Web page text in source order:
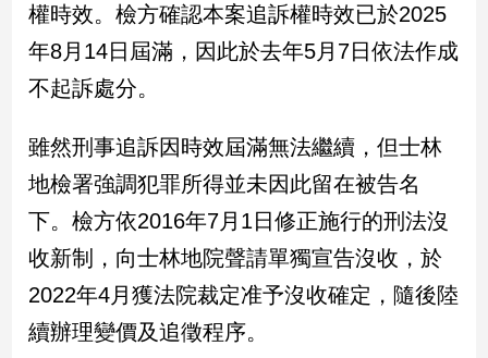
點
觀
兩
岸/
國
際
會/
地
方
權時效。檢方確認本案追訴權時效已於2025
年8月14日屆滿，因此於去年5月7日依法作成
不起訴處分。
雖然刑事追訴因時效屆滿無法繼續，但士林
地檢署強調犯罪所得並未因此留在被告名
下。檢方依2016年7月1日修正施行的刑法沒
收新制，向士林地院聲請單獨宣告沒收，於
2022年4月獲法院裁定准予沒收確定，隨後陸
續辦理變價及追徵程序。